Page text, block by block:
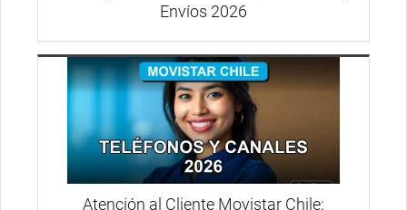
Envíos 2026
Atención al Cliente Movistar Chile: